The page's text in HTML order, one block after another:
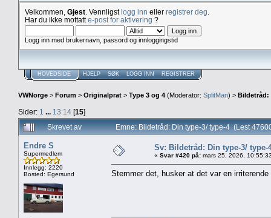
Velkommen, Gjest . Vennligstlogg inn eller registrer deg
Har du ikke mottatte-post for aktivering ?
Logg inn med brukernavn, passord og innloggingstid
HOVEDSIDE HJELP SØK LOGG INN REGISTRER
VWNorge > Forum > Originalprat > Type 3 og 4 (Moderator: SplitMan) > Bildetråd:
Sider: 1 ... 13 14 [15]
Skrevet av
Emne: Bildetråd: Din type-3/ type-4 (Lest
Endre S
Supermedlem
Innlegg: 2220
Bosted: Egersund
Sv: Bildetråd: Din type-3/ type-
« Svar #420 på: mars 25, 2026,
Stemmer det, husker at det var en